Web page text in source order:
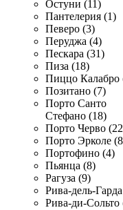
Остуни (11)
Пантелерия (1)
Певеро (3)
Перуджа (4)
Пескара (31)
Пиза (18)
Пиццо Калабро
Позитано (7)
Порто Санто
Стефано (18)
Порто Черво
Порто Эрколе
Портофино (4)
Пьянца (8)
Рагуза (9)
Рива-дель-
Рива-ди-Сольто